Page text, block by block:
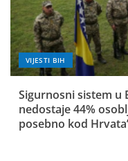
VIJESTI BIH
Sigurnosni sistem u
nedostaje 44%
posebno kod